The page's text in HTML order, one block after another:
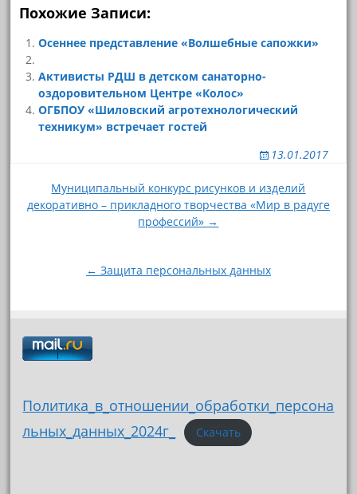
Похожие Записи:
Осеннее представление «Волшебные сапожки»
Активисты РДШ в детском санаторно-
оздоровительном Центре «Колос»
ОГБПОУ «Шиловский агротехнологический
техникум» встречает гостей
13.01.2017
Навигация
по
Муниципальный конкурс рисунков и изделий
декоративно – прикладного творчества «Мир в радуге
профессий» →
← Защита персональных данных
Политика_в_отношении_обработки_персона
льных_данных_2024г_
Скачать